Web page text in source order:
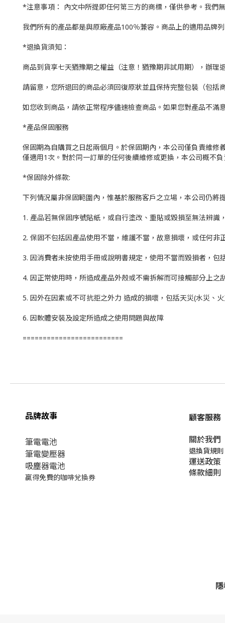
*注意事項： 內文中所提即任何第三方的商標，僅供參考。我們
我們所有的產品都是與原廠產品100％兼容。商品上的適用品牌
*退換貨須知：
商品到貨享七天猶豫期之權益（注意！猶豫期非試用期），辦
請留意，您所退回的商品必須回復原狀並且保持完整包裝（包
如您收到商品，請依正常程序儘速檢查商品。如果您對產品不
*產品保固服務
保固期為自購買之日起兩個月。於保固期內，本公司僅負責維
僅適用1次。對於同一訂單的任何後續維修或更換，本公司概不
*保固除外條款:
下列情況屬非保固範圍內，惟基於服務客戶之立場，本公司仍將
1. 產品若無保固序號貼紙，或自行塗改、重貼或毀損至無法辨識
2. 保固不包括因產品使用不當，維護不當，故意損壞，或任何非
3. 因消費者未按使用手冊或說明書規定，使用不當而毀損者，
4. 因正常使用時，所造成產品外殼或不需拆解而可接觸部分上之
5. 因外在因素或不可抗拒之外力 造成的損壞，包括天災(水災、
6. 因軟體安裝及設定所造成之使用問題與故障
=========================
品牌故事
筆電電池
筆電變壓器
吸塵器電池
贏得免費的咖啡兌換券
顧客服務
關於我們​
退換貨規則
運送政策
條款細則